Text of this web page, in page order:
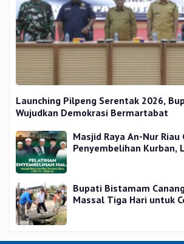
Launching Pilpeng Serentak 2026,
Wujudkan Demokrasi Bermartabat
Masjid Raya An-Nur
Penyembelihan Kurban,
Bupati Bistamam
Massal Tiga Hari untuk